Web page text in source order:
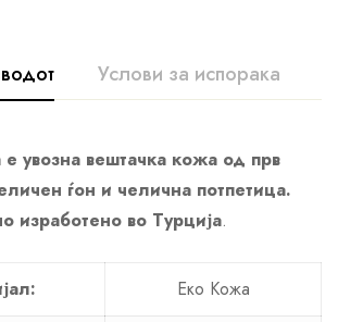
Услови за испорака
е увозна вештачка кожа од прв
ѓон и челична потпетица.
изработено во Турција.
Еко Кожа